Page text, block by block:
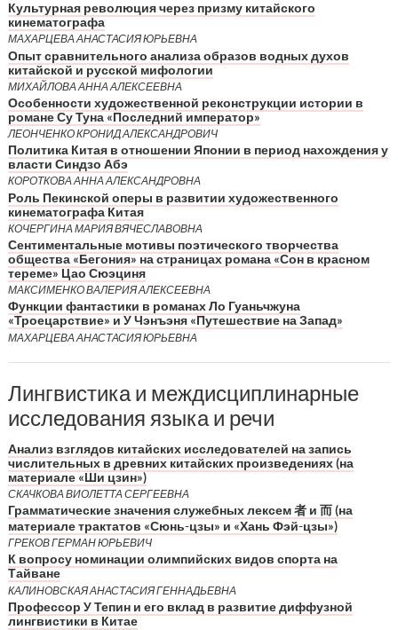
Культурная революция через призму китайского
кинематографа
МАХАРЦЕВА АНАСТАСИЯ ЮРЬЕВНА
Опыт сравнительного анализа образов водных духов
китайской и русской мифологии
МИХАЙЛОВА АННА АЛЕКСЕЕВНА
Особенности художественной реконструкции истории в
романе Су Туна «Последний император»
ЛЕОНЧЕНКО КРОНИД АЛЕКСАНДРОВИЧ
Политика Китая в отношении Японии в период нахождения у
власти Синдзо Абэ
КОРОТКОВА АННА АЛЕКСАНДРОВНА
Роль Пекинской оперы в развитии художественного
кинематографа Китая
КОЧЕРГИНА МАРИЯ ВЯЧЕСЛАВОВНА
Сентиментальные мотивы поэтического творчества
общества «Бегония» на страницах романа «Сон в красном
тереме» Цао Сюэциня
МАКСИМЕНКО ВАЛЕРИЯ АЛЕКСЕЕВНА
Функции фантастики в романах Ло Гуаньчжуна
«Троецарствие» и У Чэнъэня «Путешествие на Запад»
МАХАРЦЕВА АНАСТАСИЯ ЮРЬЕВНА
Лингвистика и междисциплинарные
исследования языка и речи
Анализ взглядов китайских исследователей на запись
числительных в древних китайских произведениях (на
материале «Ши цзин»)
СКАЧКОВА ВИОЛЕТТА СЕРГЕЕВНА
Грамматические значения служебных лексем 者 и 而 (на
материале трактатов «Сюнь-цзы» и «Хань Фэй-цзы»)
ГРЕКОВ ГЕРМАН ЮРЬЕВИЧ
К вопросу номинации олимпийских видов спорта на
Тайване
КАЛИНОВСКАЯ АНАСТАСИЯ ГЕННАДЬЕВНА
Профессор У Тепин и его вклад в развитие диффузной
лингвистики в Китае